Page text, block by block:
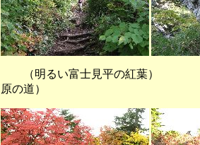
（明るい富士見平の紅葉）
原の道）